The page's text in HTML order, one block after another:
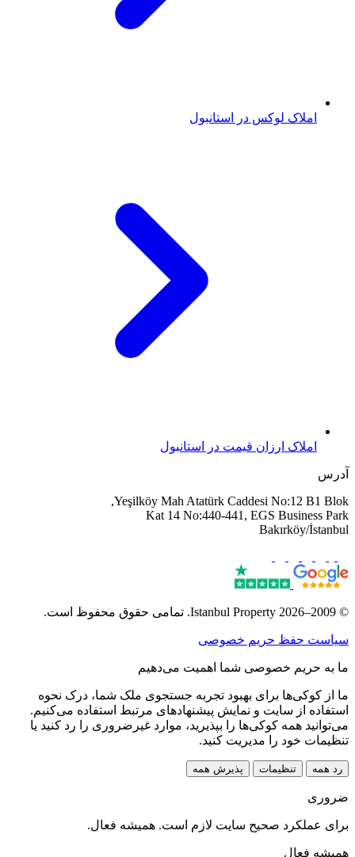
املاک لوکس در استانبول
املاک ارزان قیمت در استانبول
آدرس
Yeşilköy Mah Atatürk Caddesi No:12 B1 Blok,
Kat 14 No:440-441, EGS Business Park
Bakırköy/İstanbul
© 2009–2026 Istanbul Property. تمامی حقوق محفوظ است.
سیاست حفظ حریم خصوصی
ما به حریم خصوصی شما اهمیت می‌دهیم
ما از کوکی‌ها برای بهبود تجربه جستجوی ملک شما، درک نحوه
استفاده از سایت و نمایش پیشنهادهای مرتبط استفاده می‌کنیم.
می‌توانید همه کوکی‌ها را بپذیرید، موارد غیرضروری را رد کنید یا
تنظیمات خود را مدیریت کنید.
رد همه تنظیمات پذیرش همه
ضروری
برای عملکرد صحیح سایت لازم است. همیشه فعال.
همیشه فعال